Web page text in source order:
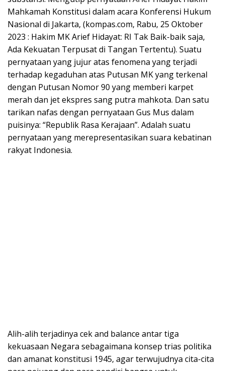
Mahkamah Konstitusi dalam acara Konferensi Hukum
Nasional di Jakarta, (kompas.com, Rabu, 25 Oktober
2023 : Hakim MK Arief Hidayat: RI Tak Baik-baik saja,
Ada Kekuatan Terpusat di Tangan Tertentu). Suatu
pernyataan yang jujur atas fenomena yang terjadi
terhadap kegaduhan atas Putusan MK yang terkenal
dengan Putusan Nomor 90 yang memberi karpet
merah dan jet ekspres sang putra mahkota. Dan satu
tarikan nafas dengan pernyataan Gus Mus dalam
puisinya: “Republik Rasa Kerajaan”. Adalah suatu
pernyataan yang merepresentasikan suara kebatinan
rakyat Indonesia.
Alih-alih terjadinya cek and balance antar tiga
kekuasaan Negara sebagaimana konsep trias politika
dan amanat konstitusi 1945, agar terwujudnya cita-cita